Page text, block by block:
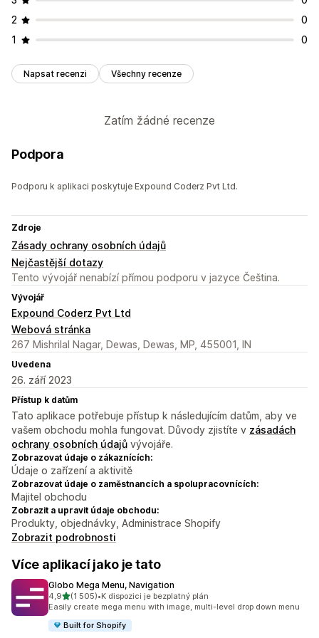
2
0
1
0
Napsat recenzi Všechny recenze
Zatím žádné recenze
Podpora
Podporu k aplikaci poskytuje Expound Coderz Pvt Ltd.
Zdroje
Zásady ochrany osobních údajů
Nejčastější dotazy
Tento vývojář nenabízí přímou podporu v jazyce Čeština.
Vývojář
Expound Coderz Pvt Ltd
Webová stránka
267 Mishrilal Nagar, Dewas, Dewas, MP, 455001, IN
Uvedena
26. září 2023
Přístup k datům
Tato aplikace potřebuje přístup k následujícím datům, aby ve
vašem obchodu mohla fungovat. Důvody zjistíte v zásadách
ochrany osobních údajů vývojáře.
Zobrazovat údaje o zákaznících:
Údaje o zařízení a aktivitě
Zobrazovat údaje o zaměstnancích a spolupracovnících:
Majitel obchodu
Zobrazit a upravit údaje obchodu:
Produkty, objednávky, Administrace Shopify
Zobrazit podrobnosti
Více aplikací jako je tato
Globo Mega Menu, Navigation
4,9z 5 hvězd
(1 505)
Celkový počet recenzí: 1505
•K dispozici je bezplatný plán
Easily create mega menu with image, multi-level drop down menu
Built for Shopify